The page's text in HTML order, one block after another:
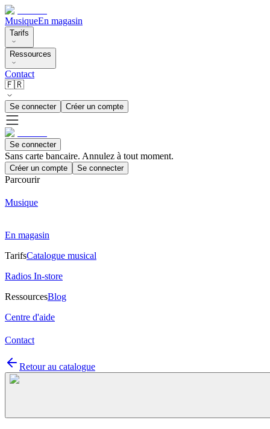
MusiqueEn magasin
Tarifs
Ressources
Contact
🇫🇷
Se connecter Créer un compte
Se connecter
Sans carte bancaire. Annulez à tout moment.
Créer un compte Se connecter
Parcourir
Musique
En magasin
TarifsCatalogue musical
Radios In-store
RessourcesBlog
Centre d'aide
Contact
Retour au catalogue